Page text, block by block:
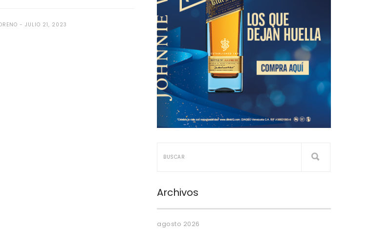
JULIO 21, 2023
Archivos
agosto 2026